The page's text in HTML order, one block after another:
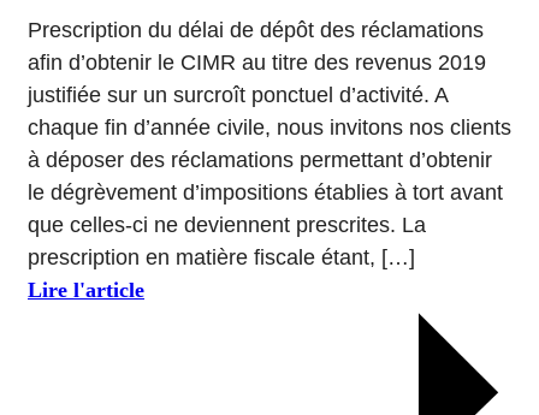
Prescription du délai de dépôt des réclamations
afin d’obtenir le CIMR au titre des revenus 2019
justifiée sur un surcroît ponctuel d’activité. A
chaque fin d’année civile, nous invitons nos clients
à déposer des réclamations permettant d’obtenir
le dégrèvement d’impositions établies à tort avant
que celles-ci ne deviennent prescrites. La
prescription en matière fiscale étant, […]
Lire l'article